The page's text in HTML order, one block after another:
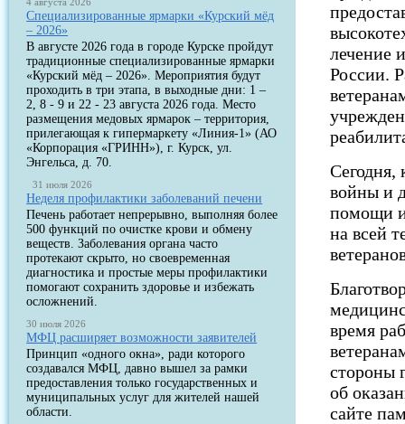
Специализированные ярмарки «Курский мёд
– 2026»
В августе 2026 года в городе Курске пройдут
традиционные специализированные ярмарки
«Курский мёд – 2026». Мероприятия будут
проходить в три этапа, в выходные дни: 1 –
2, 8 - 9 и 22 - 23 августа 2026 года. Место
размещения медовых ярмарок – территория,
прилегающая к гипермаркету «Линия-1» (АО
«Корпорация «ГРИНН»), г. Курск, ул.
Энгельса, д. 70.
31 июля 2026
Неделя профилактики заболеваний печени
Печень работает непрерывно, выполняя более
500 функций по очистке крови и обмену
веществ. Заболевания органа часто
протекают скрыто, но своевременная
диагностика и простые меры профилактики
помогают сохранить здоровье и избежать
осложнений.
30 июля 2026
МФЦ расширяет возможности заявителей
Принцип «одного окна», ради которого
создавался МФЦ, давно вышел за рамки
предоставления только государственных и
муниципальных услуг для жителей нашей
области.
лечение
России.
Сегодня,
войны и
помощи и
на всей
время
стороны
об
сайте